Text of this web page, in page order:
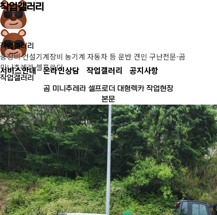
서비스안내 온라인상담 작업갤러리 공지사항
작업갤러리
작업갤러리
중장비 건설기계장비 농기계 자동차 등 운반 견인 구난전문-곰
미니추레라 셀프로더
작업갤러리
곰 미니추레라 셀프로더 대형렉카 작업현장
본문